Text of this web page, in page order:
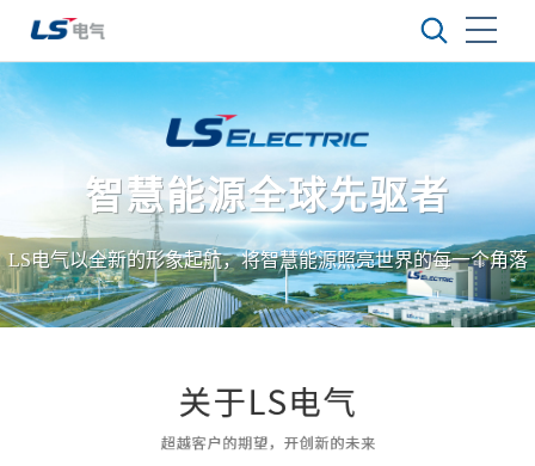
智慧能源全球先驱者
LS电气以全新的形象起航，将智慧能源照亮世界的每一个角落